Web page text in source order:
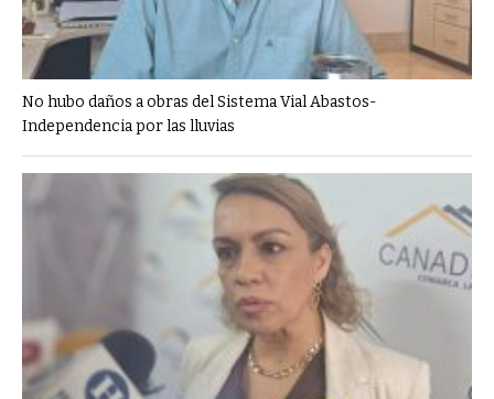
No hubo daños a obras del Sistema Vial Abastos-
Independencia por las lluvias